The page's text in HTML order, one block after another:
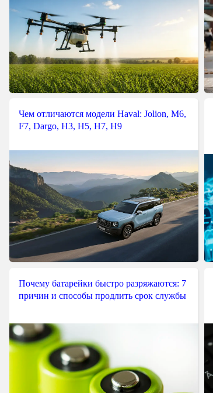
Чем отличаются модели Haval: Jolion, M6,
F7, Dargo, H3, H5, H7, H9
Почему батарейки быстро разряжаются: 7
причин и способы продлить срок службы